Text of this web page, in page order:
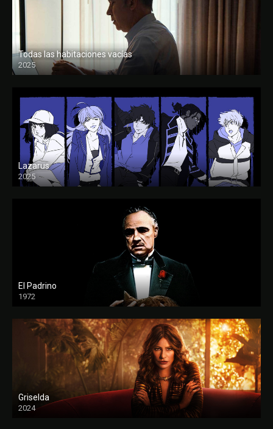
Todas las habitaciones vacías
2025
FULL HD
Lazarus
2025
El Padrino
1972
FULL HD
Griselda
2024